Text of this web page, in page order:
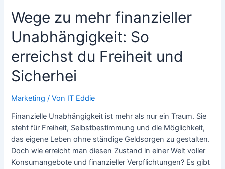
Wege zu mehr finanzieller
Unabhängigkeit: So
erreichst du Freiheit und
Sicherhei
Marketing / Von IT Eddie
Finanzielle Unabhängigkeit ist mehr als nur ein Traum. Sie
steht für Freiheit, Selbstbestimmung und die Möglichkeit,
das eigene Leben ohne ständige Geldsorgen zu gestalten.
Doch wie erreicht man diesen Zustand in einer Welt voller
Konsumangebote und finanzieller Verpflichtungen? Es gibt